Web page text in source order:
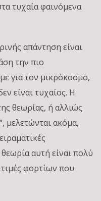
τυχαία φαινόμενα
απάντηση είναι
την πιο
για τον μικρόκοσμο,
είναι τυχαίος. Η
θεωρίας, ή αλλιώς
“, μελετώνται ακόμα,
αυτή είναι πολύ
τιμές φορτίων που